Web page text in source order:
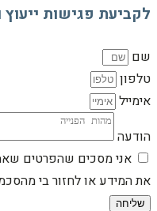
לקביעת פגישות ייעוץ
שם
טלפון
אימייל
הודעה
אני מסכים שהפרטים
את המידע או לחזור בי
שליחה